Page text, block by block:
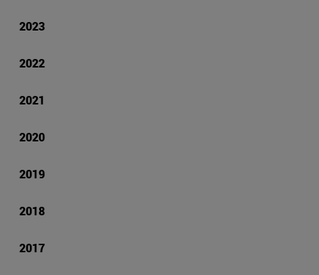
2023
2022
2021
2020
2019
2018
2017